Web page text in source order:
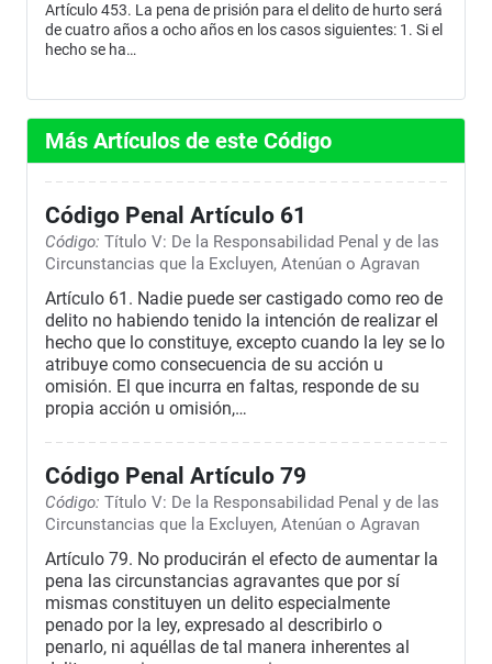
Artículo 453. La pena de prisión para el delito de hurto será
de cuatro años a ocho años en los casos siguientes: 1. Si el
hecho se ha…
Más Artículos de este Código
Código Penal Artículo 61
Código: Título V: De la Responsabilidad Penal y de las
Circunstancias que la Excluyen, Atenúan o Agravan
Artículo 61. Nadie puede ser castigado como reo de
delito no habiendo tenido la intención de realizar el
hecho que lo constituye, excepto cuando la ley se lo
atribuye como consecuencia de su acción u
omisión. El que incurra en faltas, responde de su
propia acción u omisión,…
Código Penal Artículo 79
Código: Título V: De la Responsabilidad Penal y de las
Circunstancias que la Excluyen, Atenúan o Agravan
Artículo 79. No producirán el efecto de aumentar la
pena las circunstancias agravantes que por sí
mismas constituyen un delito especialmente
penado por la ley, expresado al describirlo o
penarlo, ni aquéllas de tal manera inherentes al